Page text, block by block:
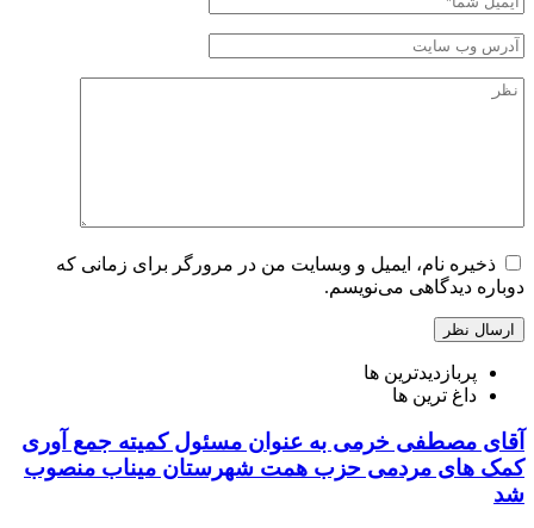
ذخیره نام، ایمیل و وبسایت من در مرورگر برای زمانی که
دوباره دیدگاهی می‌نویسم.
پربازدیدترین ها
داغ ترین ها
آقای مصطفی خرمی به عنوان مسئول کمیته جمع آوری
کمک های مردمی حزب همت شهرستان میناب منصوب
شد